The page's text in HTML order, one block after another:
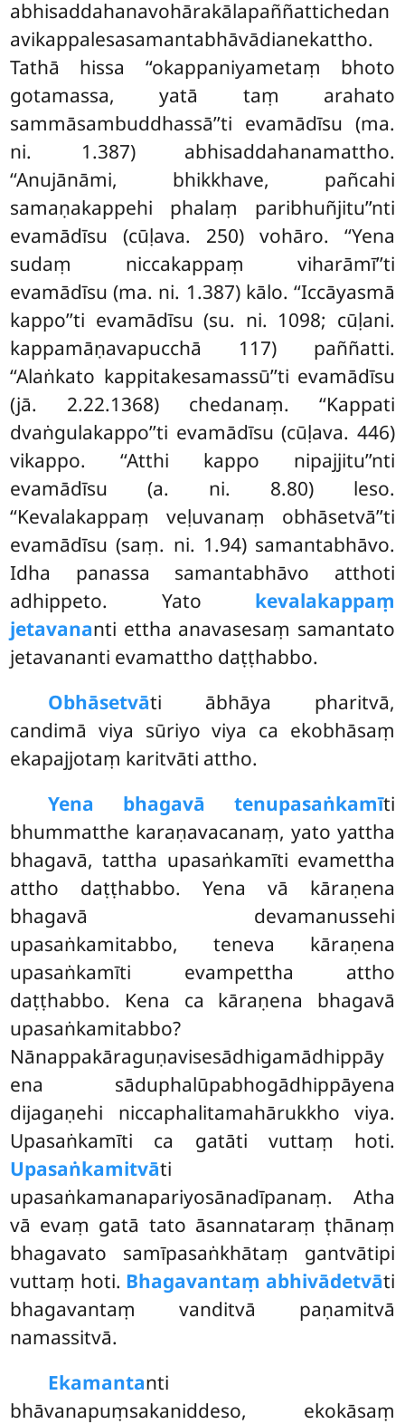
abhisaddahanavohārakālapaññattichedan
avikappalesasamantabhāvādianekattho.
Tathā hissa ‘‘okappaniyametaṃ bhoto
gotamassa, yatā taṃ arahato
sammāsambuddhassā’’ti evamādīsu (ma.
ni. 1.387) abhisaddahanamattho.
‘‘Anujānāmi, bhikkhave, pañcahi
samaṇakappehi phalaṃ paribhuñjitu’’nti
evamādīsu (cūḷava. 250) vohāro. ‘‘Yena
sudaṃ niccakappaṃ viharāmī’’ti
evamādīsu (ma. ni. 1.387) kālo. ‘‘Iccāyasmā
kappo’’ti evamādīsu (su. ni. 1098; cūḷani.
kappamāṇavapucchā 117) paññatti.
‘‘Alaṅkato kappitakesamassū’’ti evamādīsu
(jā. 2.22.1368) chedanaṃ. ‘‘Kappati
dvaṅgulakappo’’ti evamādīsu (cūḷava. 446)
vikappo. ‘‘Atthi kappo nipajjitu’’nti
evamādīsu (a. ni. 8.80) leso.
‘‘Kevalakappaṃ veḷuvanaṃ obhāsetvā’’ti
evamādīsu (saṃ. ni. 1.94) samantabhāvo.
Idha panassa samantabhāvo atthoti
adhippeto. Yato kevalakappaṃ
jetavananti ettha anavasesaṃ samantato
jetavananti evamattho daṭṭhabbo.
Obhāsetvāti ābhāya pharitvā,
candimā viya sūriyo viya ca ekobhāsaṃ
ekapajjotaṃ karitvāti attho.
Yena bhagavā tenupasaṅkamīti
bhummatthe karaṇavacanaṃ, yato yattha
bhagavā, tattha upasaṅkamīti evamettha
attho daṭṭhabbo. Yena vā kāraṇena
bhagavā devamanussehi
upasaṅkamitabbo, teneva kāraṇena
upasaṅkamīti evampettha attho
daṭṭhabbo. Kena ca kāraṇena bhagavā
upasaṅkamitabbo?
Nānappakāraguṇavisesādhigamādhippāy
ena sāduphalūpabhogādhippāyena
dijagaṇehi niccaphalitamahārukkho viya.
Upasaṅkamīti ca gatāti vuttaṃ hoti.
Upasaṅkamitvāti
upasaṅkamanapariyosānadīpanaṃ. Atha
vā evaṃ gatā tato āsannataraṃ ṭhānaṃ
bhagavato samīpasaṅkhātaṃ gantvātipi
vuttaṃ hoti. Bhagavantaṃ abhivādetvāti
bhagavantaṃ vanditvā paṇamitvā
namassitvā.
Ekamantanti
bhāvanapuṃsakaniddeso, ekokāsaṃ